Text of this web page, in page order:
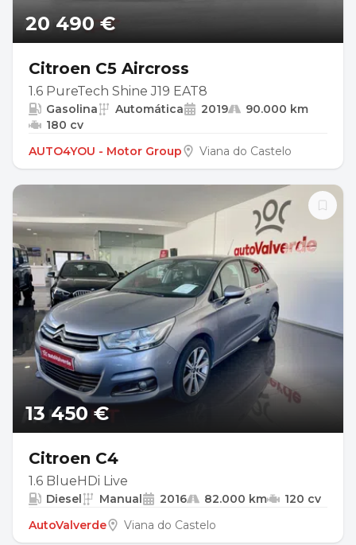
20 490 €
Citroen C5 Aircross
1.6 PureTech Shine J19 EAT8
Gasolina Automática 2019
90.000 km
180 cv
AUTO4YOU - Motor Group
Viana do Castelo
13 450 €
Citroen C4
1.6 BlueHDi Live
Diesel Manual 2016 82.000 km
120 cv
AutoValverde
Viana do Castelo